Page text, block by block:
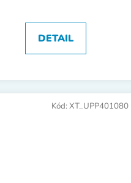
DETAIL
Kód: XT_UPP401080